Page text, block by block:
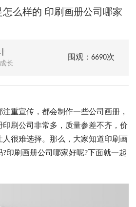
么样的 印刷画册公司哪家
长
围观：6690次
宣传，都会制作一些公司画册，
刷公司非常多，质量参差不齐，价
很难选择。那么，大家知道印刷画
印刷画册公司哪家好呢?下面就一起